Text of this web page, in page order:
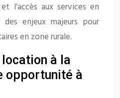
l’accès aux services en
enjeux majeurs pour
en zone rurale.
à la
opportunité à